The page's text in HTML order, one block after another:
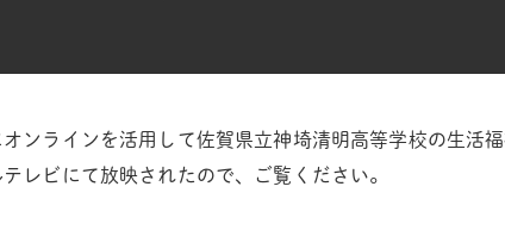
ンラインを活用して佐賀県立神埼清明高等学校の生活
レビにて放映されたので、ご覧ください。